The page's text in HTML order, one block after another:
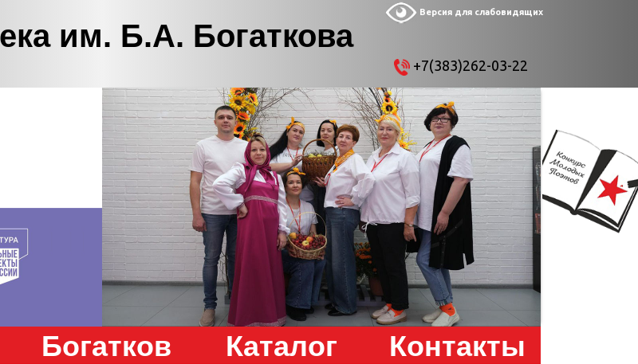
им. Б.А. Богаткова
Версия для слабовидящих
+7(383)262-03-22
Богатков Каталог Контакты